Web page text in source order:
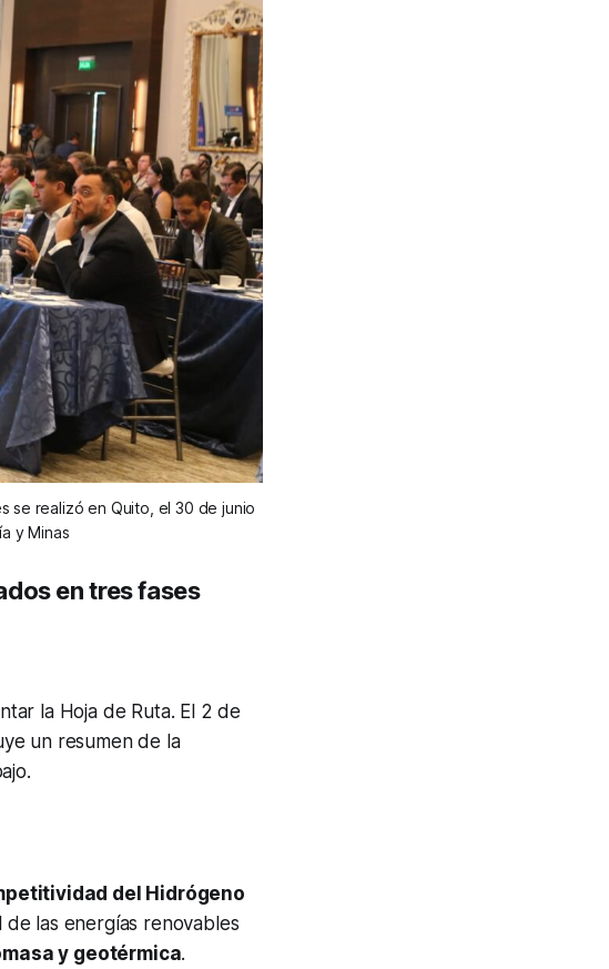
se realizó en Quito, el 30 de junio
y Minas
en tres fases
la Hoja de Ruta. El 2 de
un resumen de la
del Hidrógeno
las energías renovables
y geotérmica.